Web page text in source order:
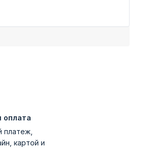
оплата
платеж,
картой и